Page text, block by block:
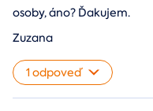
osoby, áno? Ďakujem.
Zuzana
1 odpoveď